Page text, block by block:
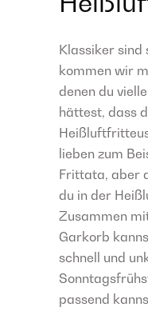
Klassiker sind
kommen wir
denen du
hättest, dass
lieben zum
Frittata, aber
du in der
Zusammen
Garkorb
schnell und
passend